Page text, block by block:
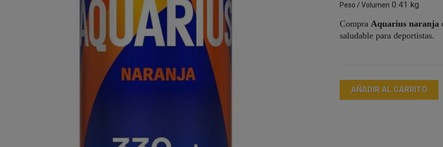
Peso / Volumen 0.41 kg
Compra Aquarius naranja
saludable para deportistas.
AÑADIR AL CARRITO